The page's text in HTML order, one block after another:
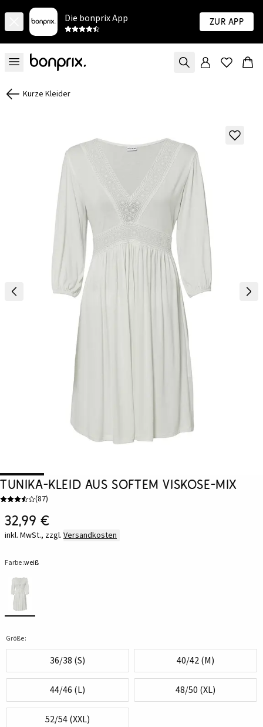
Die bonprix App Zur App
Kurze Kleider
Tunika-Kleid aus softem Viskose-Mix
(87)
32,99 €
inkl. MwSt., zzgl. Versandkosten
Farbe:weiß
Größe:
36/38 (S) 40/42 (M)
44/46 (L) 48/50 (XL)
52/54 (XXL)